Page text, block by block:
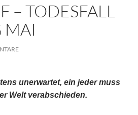
– TODESFALL
MAI
unerwartet, ein jeder muss
Welt verabschieden.